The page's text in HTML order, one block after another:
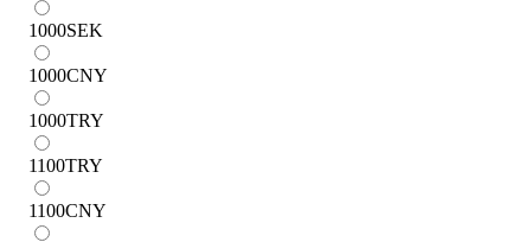
1000SEK
1000CNY
1000TRY
1100TRY
1100CNY